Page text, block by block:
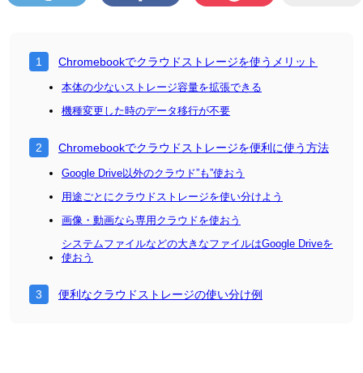
Chromebookでクラウドストレージを使うメリット
本体の少ないストレージ容量を拡張できる
機種変更した時のデータ移行が不要
Chromebookでクラウドストレージを便利に使う方法
Google Drive以外のクラウド”も”使おう
用途ごとにクラウドストレージを使い分けよう
画像・動画なら専用クラウドを使おう
システムファイルなどの大きなファイルはGoogle Driveを
使おう
便利なクラウドストレージの使い分け例